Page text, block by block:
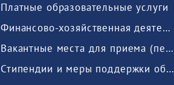
Платные образовательные услуги
Финансово-хозяйственная деятельность
Вакантные места для приема (перевода) обучающихся
Стипендии и меры поддержки обучающихся